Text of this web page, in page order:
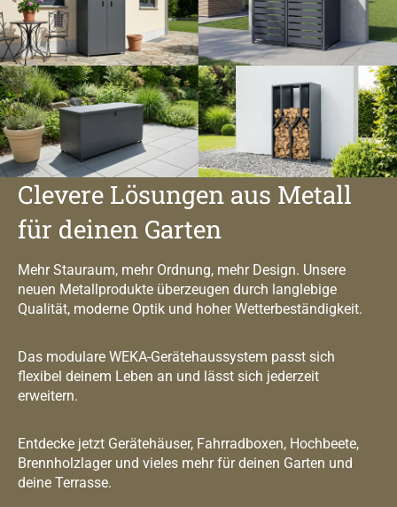
Clevere Lösungen aus Metall
für deinen Garten
Mehr Stauraum, mehr Ordnung, mehr Design. Unsere
neuen Metallprodukte überzeugen durch langlebige
Qualität, moderne Optik und hoher Wetterbeständigkeit.
Das modulare WEKA-Gerätehaussystem passt sich
flexibel deinem Leben an und lässt sich jederzeit
erweitern.
Entdecke jetzt Gerätehäuser, Fahrradboxen, Hochbeete,
Brennholzlager und vieles mehr für deinen Garten und
deine Terrasse.